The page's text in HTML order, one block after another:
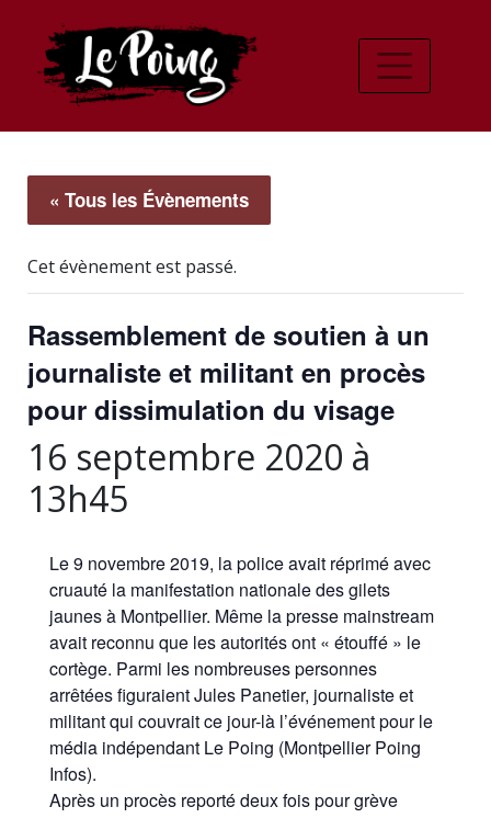
« Tous les Évènements
Cet évènement est passé.
Rassemblement de soutien à un
journaliste et militant en procès
pour dissimulation du visage
16 septembre 2020 à
13h45
Le 9 novembre 2019, la police avait réprimé avec
cruauté la manifestation nationale des gilets
jaunes à Montpellier. Même la presse mainstream
avait reconnu que les autorités ont « étouffé » le
cortège. Parmi les nombreuses personnes
arrêtées figuraient Jules Panetier, journaliste et
militant qui couvrait ce jour-là l’événement pour le
média indépendant Le Poing (Montpellier Poing
Infos).
Après un procès reporté deux fois pour grève